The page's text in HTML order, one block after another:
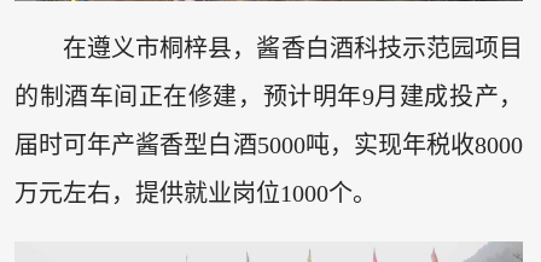
在遵义市桐梓县，酱香白酒科技示范园项目
的制酒车间正在修建，预计明年9月建成投产，
届时可年产酱香型白酒5000吨，实现年税收8000
万元左右，提供就业岗位1000个。